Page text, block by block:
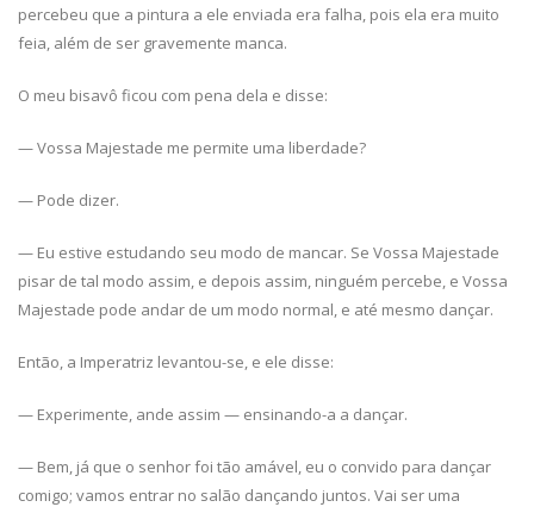
percebeu que a pintura a ele enviada era falha, pois ela era muito
feia, além de ser gravemente manca.
O meu bisavô ficou com pena dela e disse:
— Vossa Majestade me permite uma liberdade?
— Pode dizer.
— Eu estive estudando seu modo de mancar. Se Vossa Majestade
pisar de tal modo assim, e depois assim, ninguém percebe, e Vossa
Majestade pode andar de um modo normal, e até mesmo dançar.
Então, a Imperatriz levantou-se, e ele disse:
— Experimente, ande assim — ensinando-a a dançar.
— Bem, já que o senhor foi tão amável, eu o convido para dançar
comigo; vamos entrar no salão dançando juntos. Vai ser uma